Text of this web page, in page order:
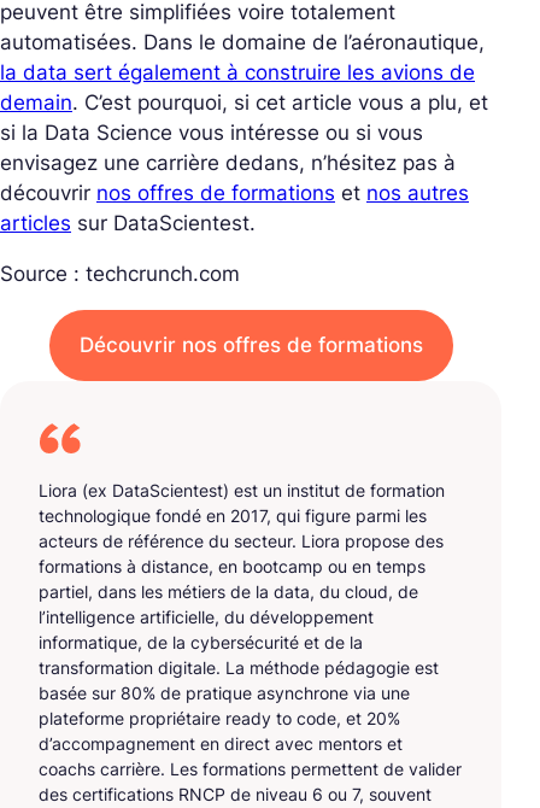
peuvent être simplifiées voire totalement
automatisées. Dans le domaine de l’aéronautique,
la data sert également à construire les avions de
demain. C’est pourquoi, si cet article vous a plu, et
si la Data Science vous intéresse ou si vous
envisagez une carrière dedans, n’hésitez pas à
découvrir nos offres de formations et nos autres
articles sur DataScientest.
Source : techcrunch.com
Découvrir nos offres de formations
Liora (ex DataScientest) est un institut de formation
technologique fondé en 2017, qui figure parmi les
acteurs de référence du secteur. Liora propose des
formations à distance, en bootcamp ou en temps
partiel, dans les métiers de la data, du cloud, de
l’intelligence artificielle, du développement
informatique, de la cybersécurité et de la
transformation digitale. La méthode pédagogie est
basée sur 80% de pratique asynchrone via une
plateforme propriétaire ready to code, et 20%
d’accompagnement en direct avec mentors et
coachs carrière. Les formations permettent de valider
des certifications RNCP de niveau 6 ou 7, souvent